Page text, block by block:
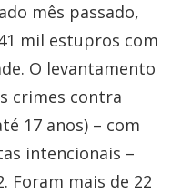
mês passado,
mil estupros com
O levantamento
crimes contra
17 anos) – com
intencionais –
Foram mais de 22